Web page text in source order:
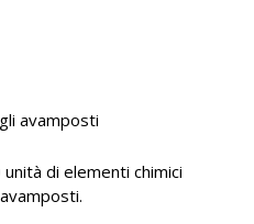
avamposti
di elementi chimici